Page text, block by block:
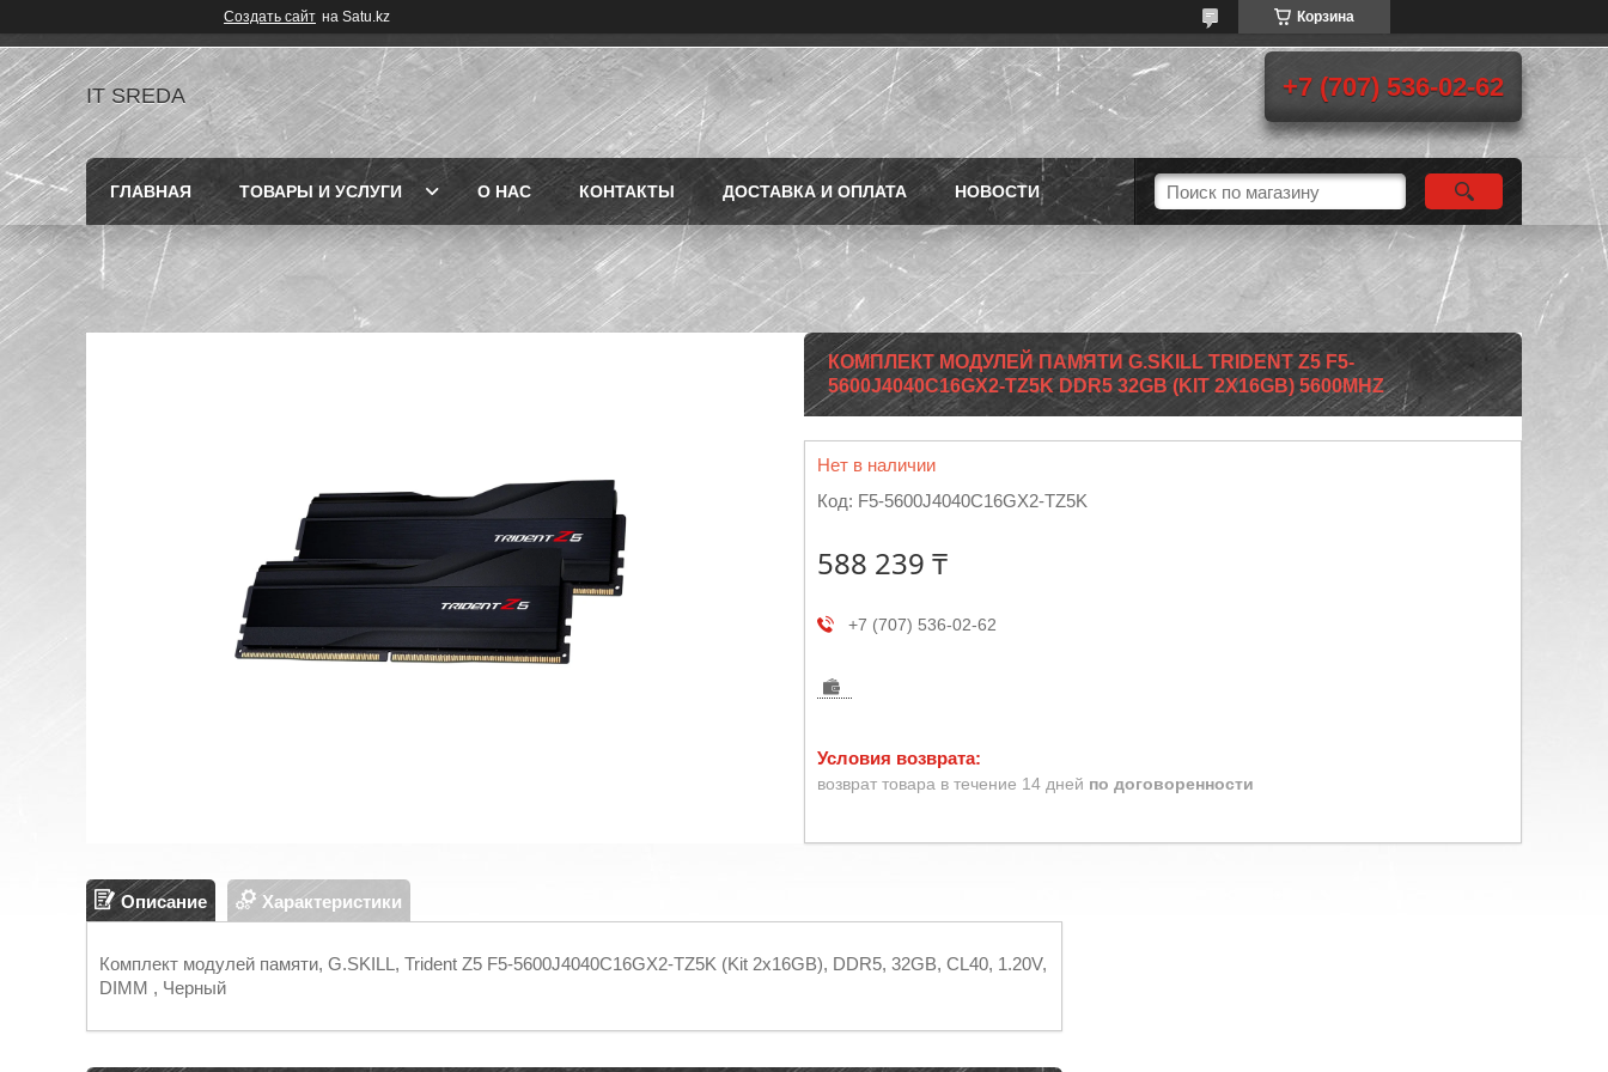
Создать сайт на Satu.kz Корзина
IT SREDA +7 (707) 536-02-62
ГЛАВНАЯ ТОВАРЫ И УСЛУГИ О НАС КОНТАКТЫ ДОСТАВКА И ОПЛАТА НОВОСТИ
КОМПЛЕКТ МОДУЛЕЙ ПАМЯТИ G.SKILL TRIDENT Z5 F5-
5600J4040C16GX2-TZ5K DDR5 32GB (KIT 2X16GB) 5600MHZ
Нет в наличии
Код: F5-5600J4040C16GX2-TZ5K
588 239 ₸
+7 (707) 536-02-62
возврат товара в течение 14 дней по договоренности
Описание Характеристики
Комплект модулей памяти, G.SKILL, Trident Z5 F5-5600J4040C16GX2-TZ5K (Kit 2x16GB), DDR5, 32GB, CL40, 1.20V,
DIMM , Черный